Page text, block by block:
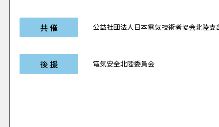
共 催 公益社団法人日本電気技術者協会北陸支
後 援 電気安全北陸委員会